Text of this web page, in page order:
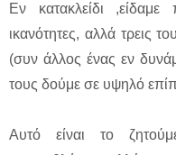
Εν κατακλείδι ,είδαμε
ικανότητες, αλλά τρεις
(συν άλλος ένας εν
τους δούμε σε υψηλό
Αυτό είναι το